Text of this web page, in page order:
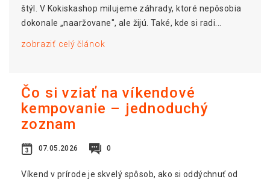
štýl. V Kokiskashop milujeme záhrady, ktoré nepôsobia
dokonale „naaržovane", ale žijú. Také, kde si radi...
zobraziť celý článok
Čo si vziať na víkendové
kempovanie – jednoduchý
zoznam
07.05.2026 0
Víkend v prírode je skvelý spôsob, ako si oddýchnuť od